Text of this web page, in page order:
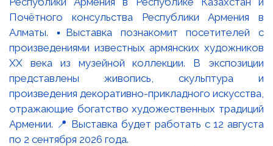
Почётного консульства Республики Армения в
Алматы. ▪️Выставка познакомит посетителей с
произведениями известных армянских художников
XX века из музейной коллекции. В экспозиции
представлены живопись, скульптура и
произведения декоративно-прикладного искусства,
отражающие богатство художественных традиций
Армении. 📍 Выставка будет работать с 12 августа
по 2 сентября 2026 года.